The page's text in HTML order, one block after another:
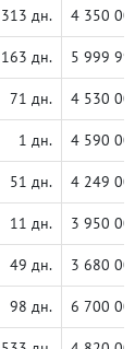
313 дн. 4 350
163 дн. 5 999
71 дн. 4 530
1 дн. 4 590
51 дн. 4 249
11 дн. 3 950
49 дн. 3 680
98 дн. 6 700